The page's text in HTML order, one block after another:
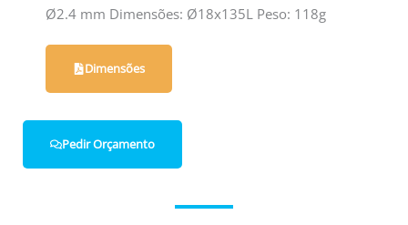
Ø2.4 mm Dimensões: Ø18x135L Peso: 118g
Dimensões
Pedir Orçamento